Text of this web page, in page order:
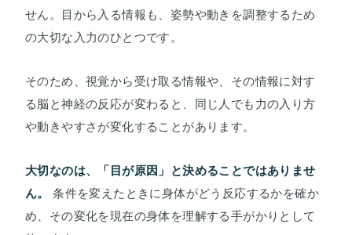
せん。目から入る情報も、姿勢や動きを調整するため
の大切な入力のひとつです。
そのため、視覚から受け取る情報や、その情報に対す
る脳と神経の反応が変わると、同じ人でも力の入り方
や動きやすさが変化することがあります。
大切なのは、「目が原因」と決めることではありませ
ん。
条件を変えたときに身体がどう反応するかを確か
め、その変化を現在の身体を理解する手がかりとして